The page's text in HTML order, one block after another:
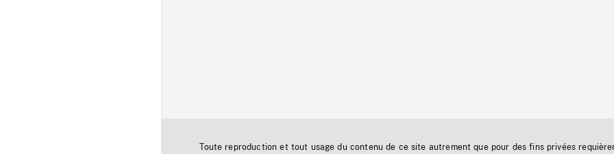
Toute reproduction et tout usage du contenu de ce site autrement que pour des fins privées